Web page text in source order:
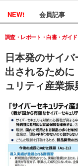
NEW! 会員記事
日本発のサイ
出されるため
ュリティ産業
調査・レポート・白書・ガイ